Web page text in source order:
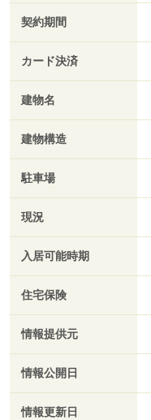
契約期間
カード決済
建物名
建物構造
駐車場
現況
入居可能時期
住宅保険
情報提供元
情報公開日
情報更新日